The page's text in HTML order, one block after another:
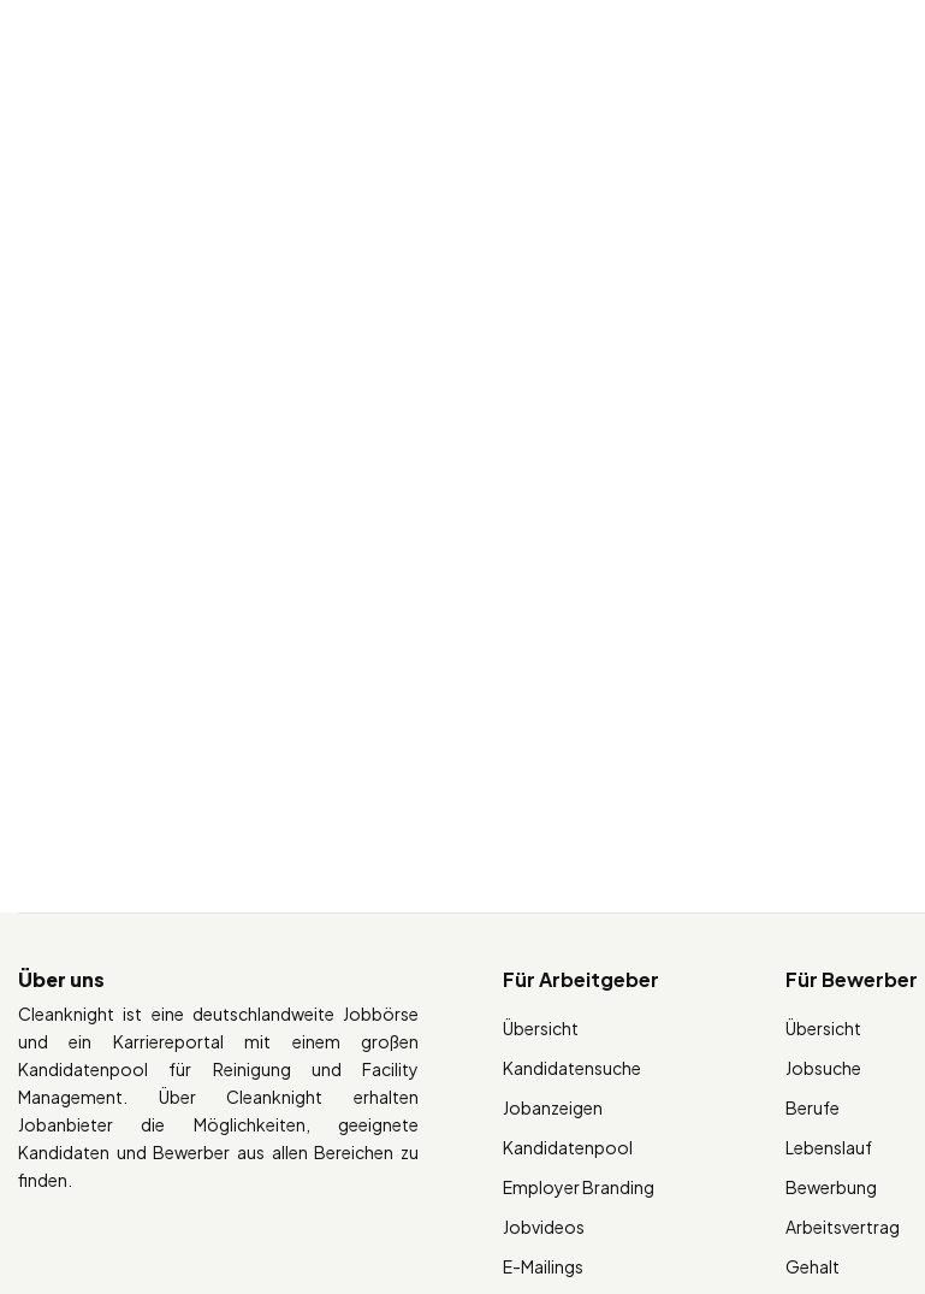
Über uns
Cleanknight ist eine deutschlandweite Jobbörse
und ein Karriereportal mit einem großen
Kandidatenpool für Reinigung und Facility
Management. Über Cleanknight erhalten
Jobanbieter die Möglichkeiten, geeignete
Kandidaten und Bewerber aus allen Bereichen zu
finden.
Für Arbeitgeber
Übersicht
Kandidatensuche
Jobanzeigen
Kandidatenpool
Employer Branding
Jobvideos
E-Mailings
Für Bewerber
Übersicht
Jobsuche
Berufe
Lebenslauf
Bewerbung
Arbeitsvertrag
Gehalt